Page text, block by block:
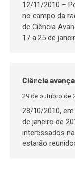
12/11/2010 –
no campo da
de Ciência
17 a 25 de
Ciência
29 de outubro de
28/10/2010,
de janeiro de
interessados
estarão